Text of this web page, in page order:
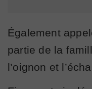
Également
partie de la
l’oignon et